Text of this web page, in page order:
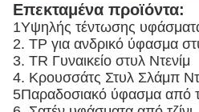
Επεκταμένα προϊόντα:
1Υψηλής τέντωσης υφάσματα
2. ΤΡ για ανδρικό ύφασμα
3. TR Γυναικείο στυλ Ντενίμ
4. Κρουσσάτς Στυλ Σλάμπ
5Παραδοσιακό ύφασμα από